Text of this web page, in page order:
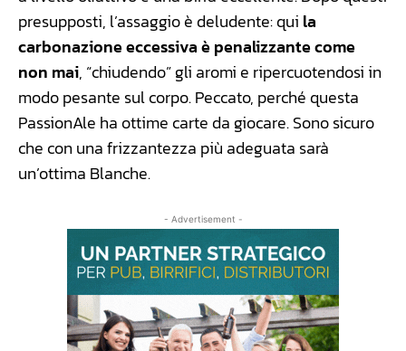
presupposti, l’assaggio è deludente: qui la
carbonazione eccessiva è penalizzante come
non mai, “chiudendo” gli aromi e ripercuotendosi in
modo pesante sul corpo. Peccato, perché questa
PassionAle ha ottime carte da giocare. Sono sicuro
che con una frizzantezza più adeguata sarà
un’ottima Blanche.
- Advertisement -